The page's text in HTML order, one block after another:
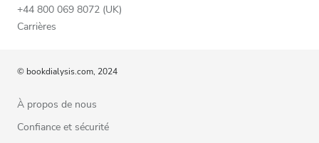
+44 800 069 8072 (UK)
Carrières
© bookdialysis.com, 2024
À propos de nous
Confiance et sécurité